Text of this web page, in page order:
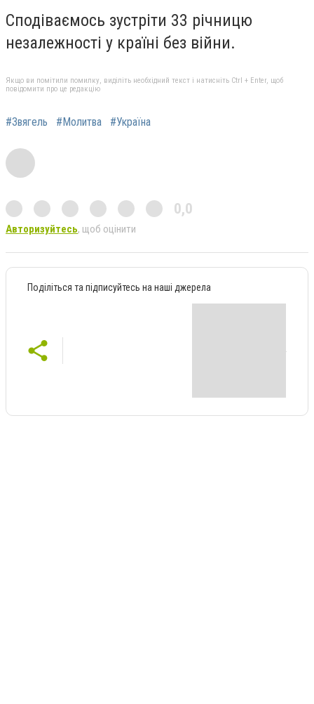
Сподіваємось зустріти 33 річницю
незалежності у країні без війни.
Якщо ви помітили помилку, виділіть необхідний текст і натисніть Ctrl + Enter, щоб
повідомити про це редакцію
#Звягель #Молитва #Україна
0,0
Авторизуйтесь, щоб оцінити
Поділіться та підписуйтесь на наші джерела